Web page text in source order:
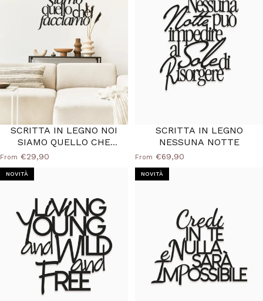
SCRITTA IN LEGNO NOI
SIAMO QUELLO CHE
FACCIAMO
From €29,90
SCRITTA IN LEGNO
NESSUNA NOTTE
From €69,90
NOVITÀ NOVITÀ